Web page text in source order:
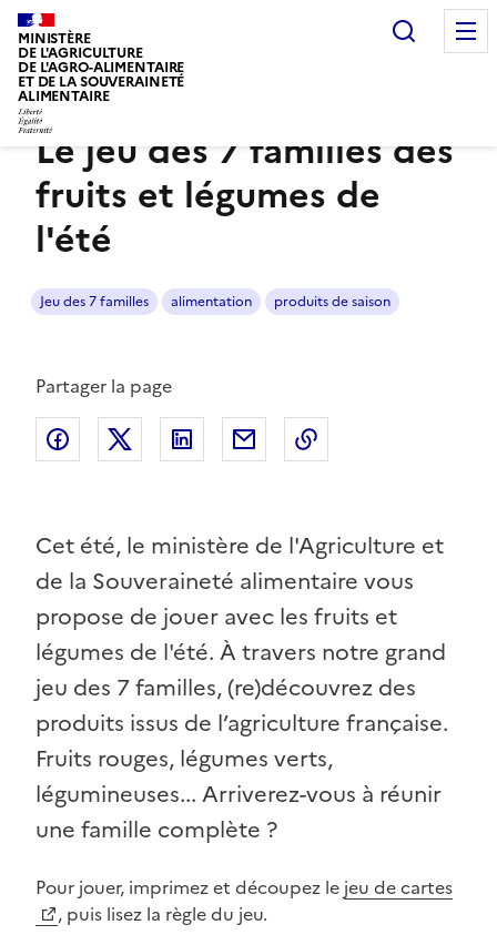
MINISTÈRE
DE L'AGRICULTURE
DE L'AGRO-ALIMENTAIRE
ET DE LA SOUVERAINETÉ
ALIMENTAIRE
Voir le fil d’Ariane
Dossier
Le jeu des 7 familles des
fruits et légumes de
l'été
Jeu des 7 familles alimentation produits de saison
Partager la page
Partager sur Facebook
Partager sur Twitter
Partager sur LinkedIn
Partager par email
Cet été, le ministère de l'Agriculture et
de la Souveraineté alimentaire vous
propose de jouer avec les fruits et
légumes de l'été. À travers notre grand
jeu des 7 familles, (re)découvrez des
produits issus de l’agriculture française.
Fruits rouges, légumes verts,
légumineuses... Arriverez-vous à réunir
une famille complète ?
Pour jouer, imprimez et découpez le jeu de cartes
, puis lisez la règle du jeu.